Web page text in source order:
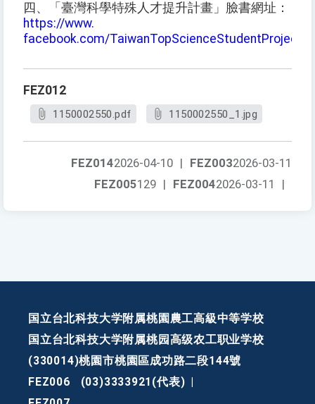
四、「臺灣科學特殊人才提升計畫」臉書網址：
https://www.
facebook.com/TaiwanTopScienceStudentProject
FEZ012
1150002550.pdf 1150002550_1.jpg
FEZ0032026-03-11
FEZ0142026-04-10 |
FEZ0042026-03-11 |
FEZ005129 |
国立台北科技大学附属桃園農工高級中等学校
国立台北科技大学附属桃园高级农工职业学校
(330014)桃園市桃園區成功路二段144號
FEZ006
(03)3333921(代表)